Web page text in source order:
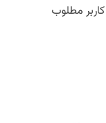
مطلوب